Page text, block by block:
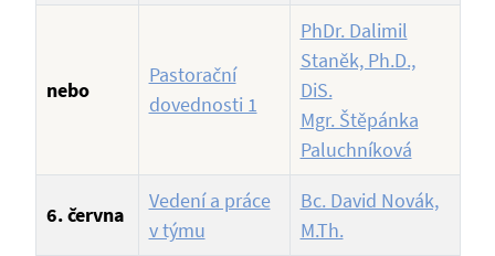
nebo
Pastorační
dovednosti 1
PhDr. Dalimil
Staněk, Ph.D.,
DiS.
Mgr. Štěpánka
Paluchníková
6. června
Vedení a práce
v týmu
Bc. David Novák,
M.Th.